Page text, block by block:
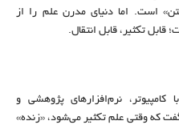
است. اما دنیای مدرن علم را از
تکثیر، قابل انتقال.
کامپیوتر، نرم‌افزارهای پژوهشی و
گفت که وقتی علم تکثیر می‌شود، «زنده»